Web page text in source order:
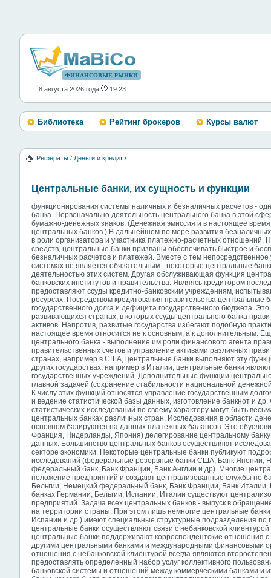
ФИНАНСОВЫЕ РЫНКИ
8 августа 2026 года 19:23
Библиотека Рейтинг брокеров Курсы валют
Рефераты / Деньги и кредит /
Центральные банки, их сущность и функции
функционирования системы наличных и безналичных расчетов -
банка. Первоначально деятельность центрального банка в этой
бумажно-денежных знаков. (Денежная эмиссия и в настоящее время
центральных банков.) В дальнейшем по мере развития
в роли организатора и участника платежно-расчетных отношений.
средств, центральные банки призваны обеспечивать быстрое и
безналичных расчетов и платежей. Вместе с тем
системах не является обязательным - некоторые центральные
деятельностью этих систем. Другая обслуживающая функция
банковских институтов и правительства. Являясь кредитором
предоставляют ссуды кредитно-банковским учреждениям,
ресурсах. Посредством кредитования правительства
государственного долга и дефицита государственного бюджета.
развивающихся странах, в которых ссуды центрального банка
активов. Напротив, развитые государства избегают подобную
настоящее время относится не к основным, а к дополнительным.
центрального банка - выполнение им роли финансового агента
правительственных счетов и управление активами различных
странах, например в США, центральные банки выполняют эту
других государствах, например в Италии, центральные банки
государственных учреждений. Дополнительные функции
главной задачей (сохранение стабильности национальной
К числу этих функций относятся управление государственным
и ведение статистической базы данных, изготовление банкнот и
статистических исследований по своему характеру могут быть
центральных банках различных стран. Исследования в области
основном базируются на данных платежных балансов. Это
Франция, Нидерланды, Япония) делегирование центральному
данных. Большинство центральных банков осуществляют
секторе экономики. Некоторые центральные банки публикуют
исследований (федеральные резервные банки США, Банк Японии,
федеральный банк, Банк Франции, Банк Англии и др). Многие
положение предприятий и создают централизованные службы по
Бельгии, Немецкий федеральный банк, Банк Франции, Банк
банках Германии, Бельгии, Испании, Италии существуют
предприятий. Задача всех центральных банков - выпуск в
на территории страны. При этом лишь немногие центральные
Испании и др.) имеют специальные структурные подразделения по
центральные банки осуществляют связи c нeбанковской
центральные банки поддерживают корреспондентские отношения
другими центральными банками и международными финансовыми
отношения с небанковской клиентурой всегда являются
предоставлять определенный набор услуг коллективного
банковской системы и отношений между коммерческими банками и